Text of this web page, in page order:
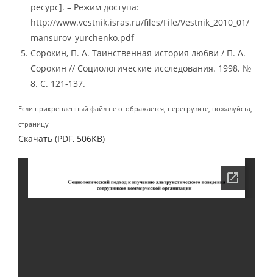
ресурс]. – Режим доступа:
http://www.vestnik.isras.ru/files/File/Vestnik_2010_01/
mansurov_yurchenko.pdf
Сорокин, П. А. Таинственная история любви / П. А.
Сорокин // Социологические исследования. 1998. №
8. С. 121-137.
Если прикрепленный файл не отображается, перегрузите, пожалуйста,
страницу
Скачать (PDF, 506KB)